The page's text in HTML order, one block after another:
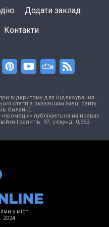
Додати заклад
Контакти
відкритому для індексування
статті з вказанням імені сайту
Онлайн).
публікується на правах
| запитів: 97, секунд: 0,352
у місті
2024